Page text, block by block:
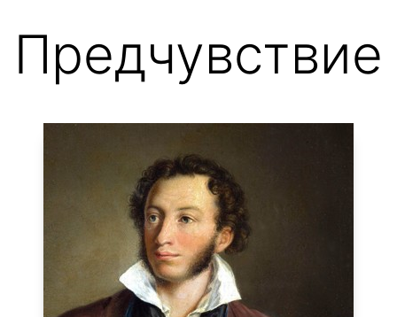
Предчувствие